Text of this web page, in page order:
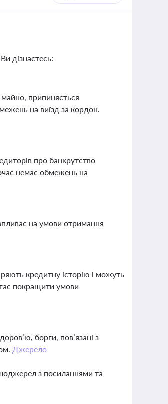
дізнаєтесь:
припиняється
на виїзд за кордон.
про банкрутство
немає обмежень на
на умови отримання
кредитну історію і можуть
покращити умови
борги, пов’язані з
Джерело
з посиланнями та